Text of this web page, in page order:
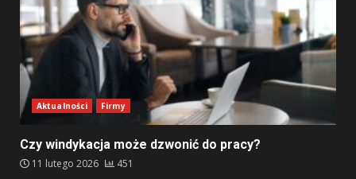
Aktualności Firmy
Czy windykacja może dzwonić do pracy?
11 lutego 2026 451